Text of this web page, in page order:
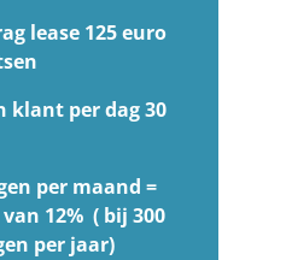
lease 125 euro
klant per dag 30
per maand =
12% ( bij 300
per jaar)